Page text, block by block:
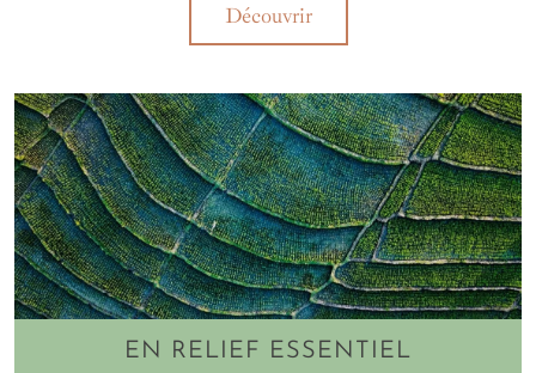
Découvrir
EN RELIEF ESSENTIEL